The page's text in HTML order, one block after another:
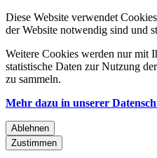
Diese Website verwendet
der Website notwendig sind und
Weitere Cookies werden nur mit
statistische Daten zur Nutzung
zu sammeln.
Mehr dazu in unserer
Ablehnen
Zustimmen